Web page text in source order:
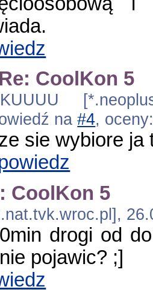
Re: CoolKon 5
na#4,
sie wybiore
CoolKon 5
drogi od
pojawic? ;]